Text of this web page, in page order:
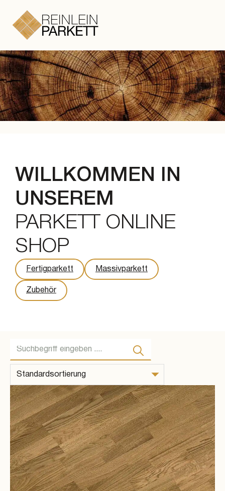
Zum Hauptinhalt springen
Zum Footer springen
WILLKOMMEN IN
UNSEREM
PARKETT ONLINE
SHOP
Fertigparkett Massivparkett
Zubehör
Suche ...